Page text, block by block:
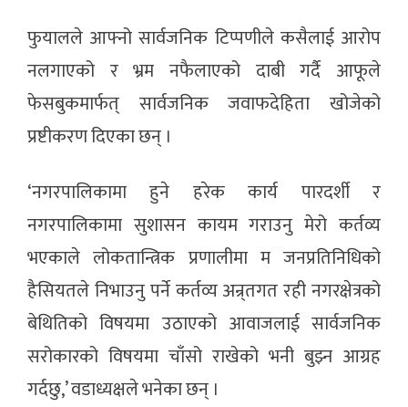
फुयालले आफ्नो सार्वजनिक टिप्पणीले कसैलाई आरोप
नलगाएको र भ्रम नफैलाएको दाबी गर्दै आफूले
फेसबुकमार्फत् सार्वजनिक जवाफदेहिता खोजेको
प्रष्टीकरण दिएका छन् ।
‘नगरपालिकामा हुने हरेक कार्य पारदर्शी र
नगरपालिकामा सुशासन कायम गराउनु मेरो कर्तव्य
भएकाले लोकतान्त्रिक प्रणालीमा म जनप्रतिनिधिको
हैसियतले निभाउनु पर्ने कर्तव्य अन्र्तगत रही नगरक्षेत्रको
बेथितिको विषयमा उठाएको आवाजलाई सार्वजनिक
सरोकारको विषयमा चाँसो राखेको भनी बुझ्न आग्रह
गर्दछु,’ वडाध्यक्षले भनेका छन् ।